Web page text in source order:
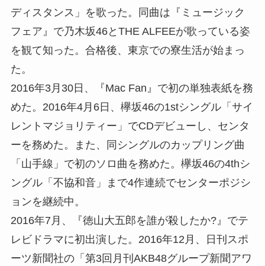
ディスタンス」を歌った。同曲は『ミュージック
フェア』で乃木坂46とTHE ALFEEが歌っている姿
を観て知った。合格後、東京での寮生活が始まっ
た。
2016年3月30日、『Mac Fan』で初の単独表紙を務
めた。2016年4月6日、欅坂46の1stシングル「サイ
レントマジョリティー」でCDデビューし、センタ
ーを務めた。また、同シングルのカップリング曲
「山手線」で初のソロ曲を務めた。欅坂46の4thシ
ングル「不協和音」まで4作連続でセンターポジシ
ョンを継続中。
2016年7月、『徳山大五郎を誰が殺したか?』でテ
レビドラマに初出演した。2016年12月、日刊スポ
ーツ新聞社の「第3回月刊AKB48グループ新聞アワ